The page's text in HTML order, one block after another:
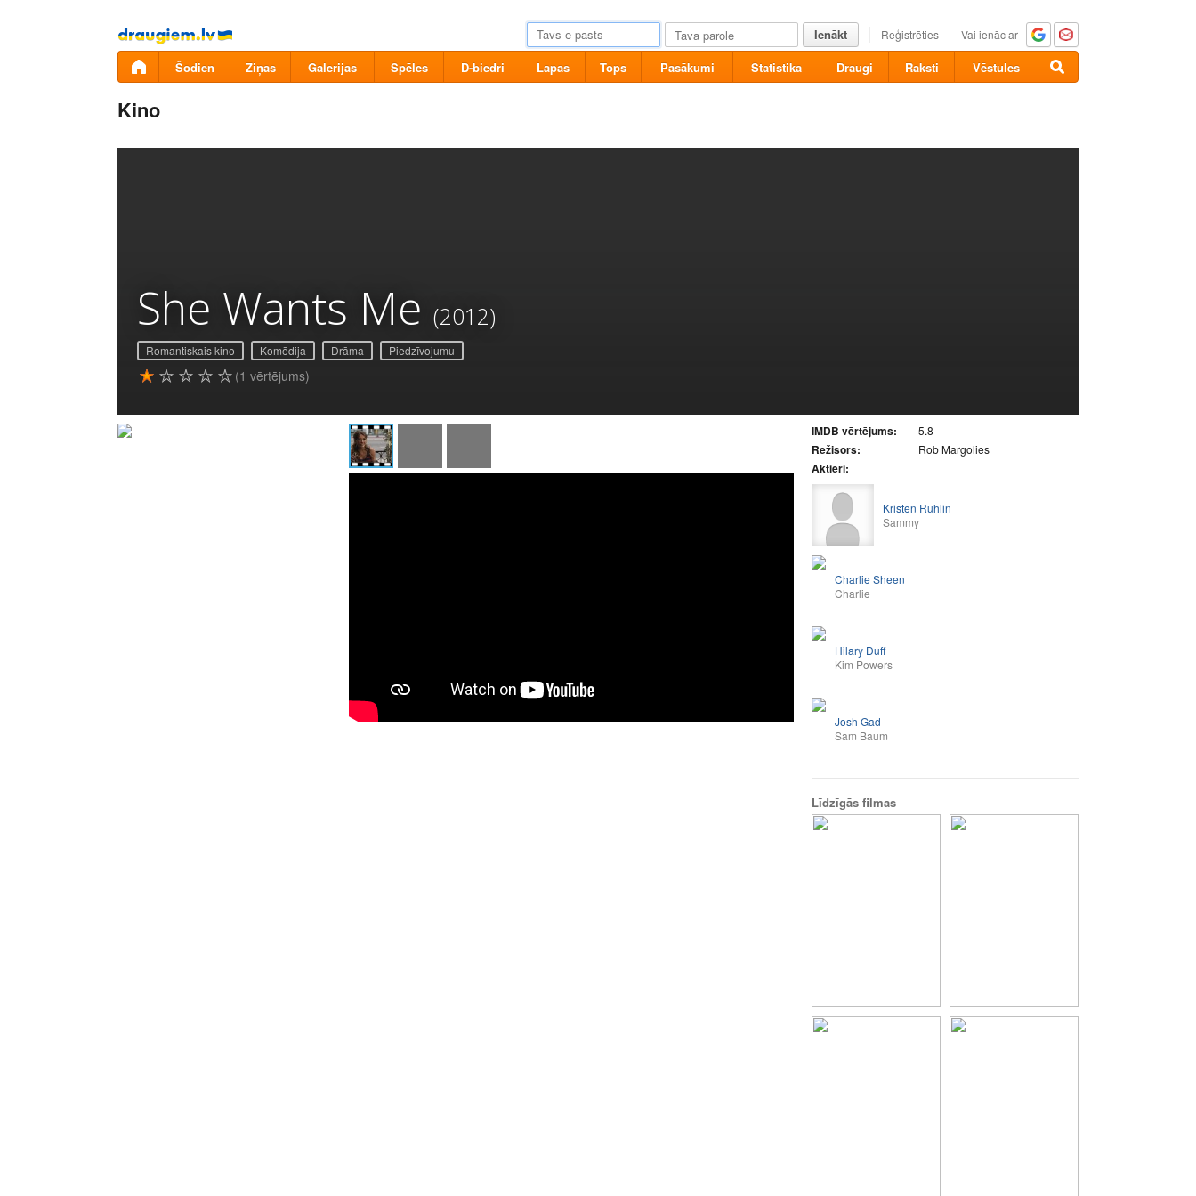
Pāriet
uz
saturu
Ienākt Reģistrēties Vai ienāc ar
Šodien Ziņas Galerijas Spēles D-biedri Lapas Tops Pasākumi Statistika Draugi Raksti Vēstules
Kino
She Wants Me (2012)
Romantiskais kino Komēdija Drāma Piedzīvojumu
(1 vērtējums)
IMDB vērtējums: 5.8
Režisors: Rob Margolies
Aktieri:
Kristen Ruhlin
Sammy
Charlie Sheen
Charlie
Hilary Duff
Kim Powers
Josh Gad
Sam Baum
Līdzīgās filmas